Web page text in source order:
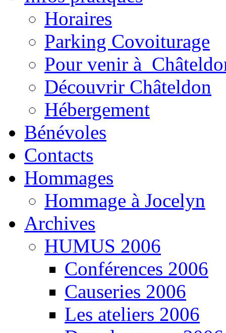
Horaires
Parking Covoiturage
Pour venir à
Découvrir Châteldon
Hébergement
Bénévoles
Contacts
Hommages
Hommage à Jocelyn
Archives
HUMUS 2006
Conférences 2006
Causeries 2006
Les ateliers 2006